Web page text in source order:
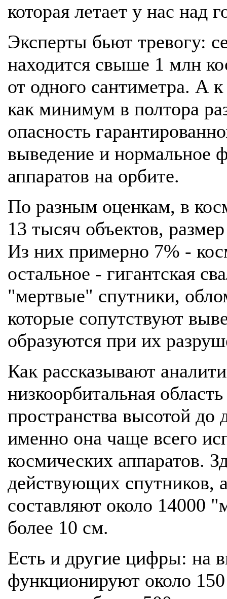
которая летает у нас над
Эксперты бьют тревогу:
находится свыше 1 млн
от одного сантиметра. А
как минимум в полтора
опасность
выведение и нормальное
аппаратов на орбите.
По разным оценкам, в
13 тысяч объектов,
Из них примерно 7% -
остальное - гигантская
"мертвые" спутники,
которые сопутствуют
образуются при их
Как рассказывают
низкоорбитальная
пространства высотой
именно она чаще всего
космических аппаратов.
действующих
составляют около 14000
более 10 см.
Есть и другие цифры: на
функционируют около